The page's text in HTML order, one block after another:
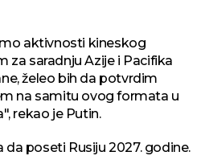
aktivnosti kineskog
za saradnju Azije i Pacifika
želeo bih da potvrdim
na samitu ovog formata u
rekao je Putin.
poseti Rusiju 2027. godine.